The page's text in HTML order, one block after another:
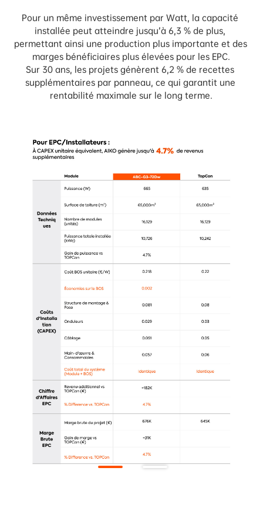
Pour un même investissement par Watt, la capacité
installée peut atteindre jusqu’à 6,3 % de plus,
permettant ainsi une production plus importante et des
marges bénéficiaires plus élevées pour les EPC.
Sur 30 ans, les projets génèrent 6,2 % de recettes
supplémentaires par panneau, ce qui garantit une
rentabilité maximale sur le long terme.